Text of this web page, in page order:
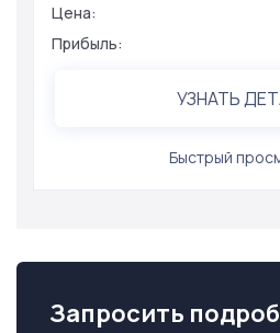
Цена:
Прибыль:
УЗНАТЬ
Быстрый
Запросить